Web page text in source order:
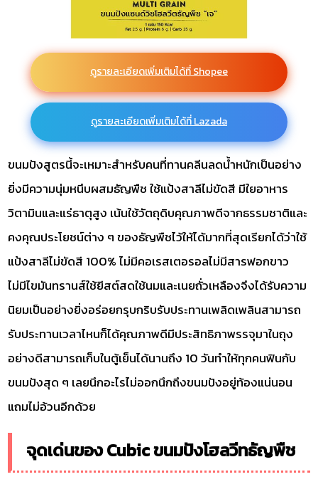
ดูรายละเอียดเพิ่มเติมได้ที่ Shopee
ดูรายละเอียดเพิ่มเติมได้ที่ Lazada
ขนมปังสูตรนี้จะเหมาะสำหรับคนที่ทานคลีนลดน้ำหนักเป็นอย่าง
ยิ่งมีความนุ่มหนึบผสมธัญพืช ใช้แป้งสาลีไม่ขัดสี มีใยอาหาร
วิตามินและแร่ธาตุสูง เน้นใช้วัตถุดิบคุณภาพดีจากธรรมชาติและ
คงคุณประโยชน์ต่าง ๆ ของธัญพืชไว้ให้ได้มากที่สุดเรียกได้ว่าใช้
แป้งสาลีไม่ขัดสี 100% ไม่มีคอเรสเตอรอลไม่มีสารฟอกขาว
ไม่มีไขมันทรานส์ใช้ยีสต์สดใช้นมและเนยถั่วเหลืองจึงได้รับความ
นิยมเป็นอย่างยิ่งอร่อยกรุบกริบรับประทานเพลิดเพลินสามารถ
รับประทานเวลาไหนก็ได้คุณภาพดีมีประสิทธิภาพรรจุมาในถุง
อย่างดีสามารถเก็บในตู้เย็นได้นานถึง 10 วันทำให้ทุกคนฟินกับ
ขนมปังสุด ๆ เลยนึกอะไรไม่ออกนึกถึงขนมปังอยู่ท้องแน่นอน
แถมไม่อ้วนอีกด้วย
จุดเด่นของ Cubic ขนมปังโฮลวีทธัญพืช